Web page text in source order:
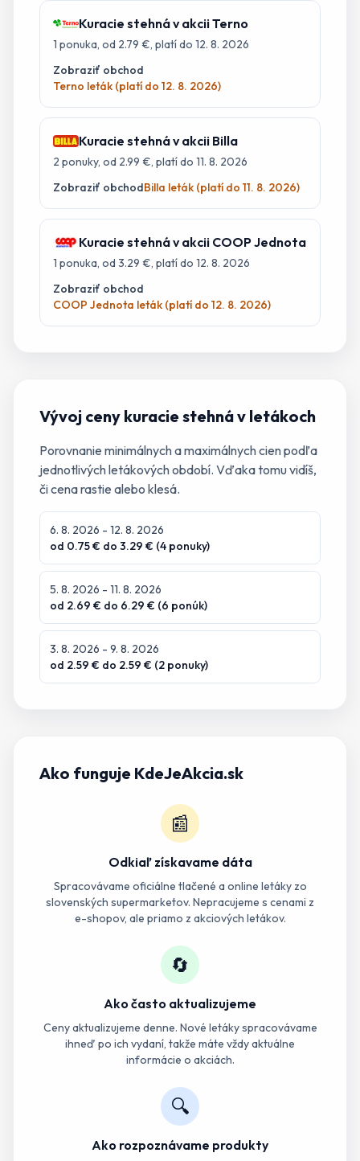
Kuracie stehnáv akciiTerno
1 ponuka, od 2.79 €, platí do 12. 8. 2026
Zobraziť obchod
Terno leták (platí do 12. 8. 2026)
Kuracie stehnáv akcii Billa
2 ponuky, od 2.99 €, platí do 11. 8. 2026
Zobraziť obchodBilla leták (platí do 11. 8. 2026)
Kuracie stehnáv akcii COOP Jednota
1 ponuka, od 3.29 €, platí do 12. 8. 2026
Zobraziť obchod
COOP Jednota leták (platí do 12. 8. 2026)
Vývoj ceny kuracie stehnáv letákoch
Porovnanie minimálnych a maximálnych cien podľa
jednotlivých letákových období. Vďaka tomu vidíš,
či cena rastie alebo klesá.
6. 8. 2026 - 12. 8. 2026
od 0.75€ do 3.29 € (4 ponuky)
5. 8. 2026 - 11. 8. 2026
od 2.69 € do 6.29 € (6 ponúk)
3. 8. 2026 - 9. 8. 2026
od 2.59 € do 2.59 € (2 ponuky)
Ako funguje KdeJeAkcia.sk
📰
Odkiaľ získavame dáta
Spracovávame oficiálne tlačené a online letáky zo
slovenských supermarketov. Nepracujeme s cenami z
e-shopov, ale priamo z akciových letákov.
🔄
Ako často aktualizujeme
Ceny aktualizujeme denne. Nové letáky spracovávame
ihneď po ich vydaní, takže máte vždy aktuálne
informácie o akciách.
🔍
Ako rozpoznávame produkty